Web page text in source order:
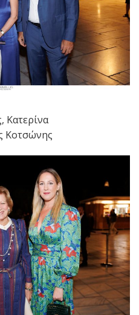
Κατερίνα
Κοτσώνης